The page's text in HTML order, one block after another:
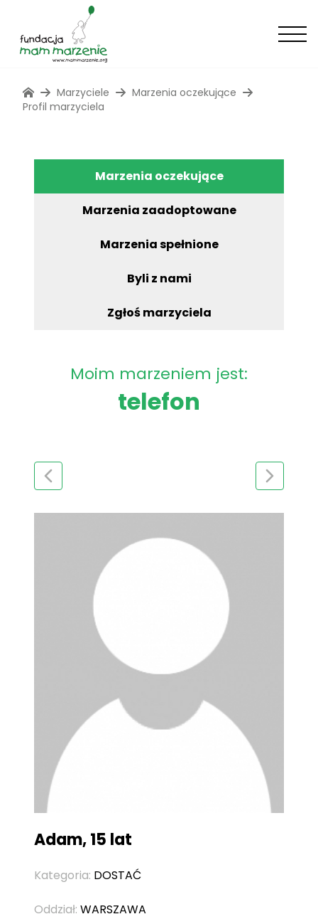
Marzyciele
Marzenia oczekujące
Profil marzyciela
Marzenia oczekujące
Marzenia zaadoptowane
Marzenia spełnione
Byli z nami
Zgłoś marzyciela
Moim marzeniem jest:
telefon
Adam, 15 lat
Kategoria: DOSTAĆ
Oddział: WARSZAWA